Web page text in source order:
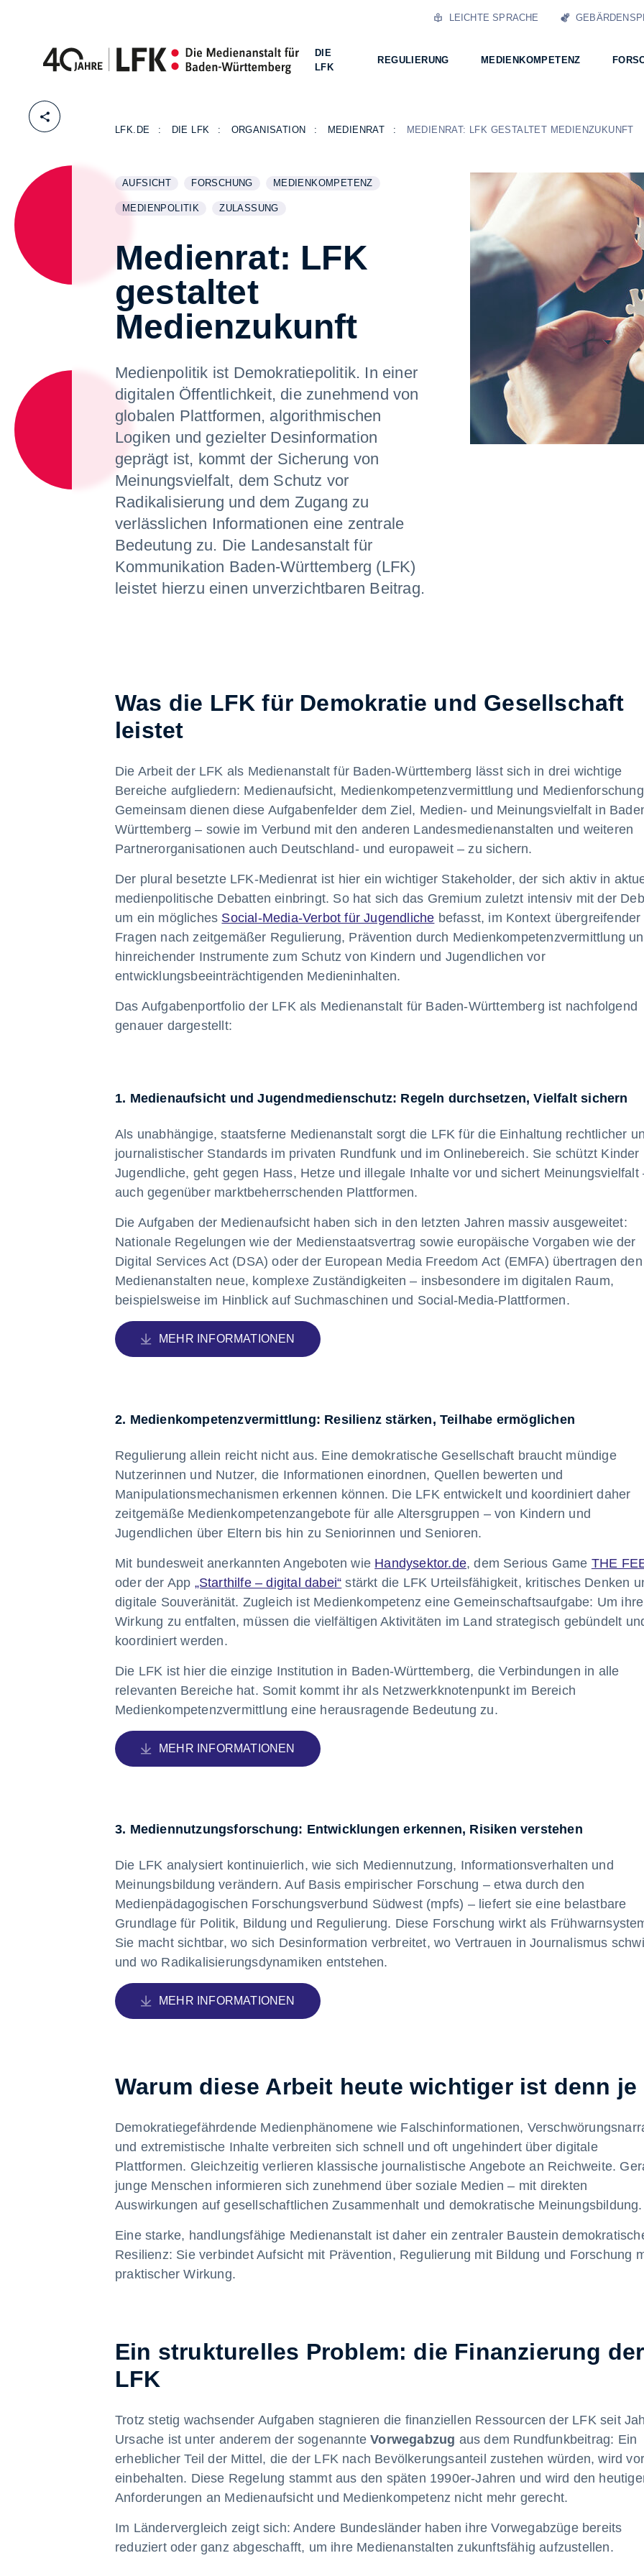
Zum Inhalt springen
DIE
LFK
REGULIERUNG MEDIENKOMPETENZ
LEICHTE SPRACHE
LFK.DE DIE LFK ORGANISATION MEDIENRAT MEDIENRAT: LFK GESTALTET MEDIENZUKUNFT
WEITERE INFORMATIONEN ZUM THEMA
AUFSICHT
ANZEIGEN WEITERE INFORMATIONEN ZUM THEMA
FORSCHUNG
ANZEIGEN WEITERE INFORMATIONEN ZUM THEMA
MEDIENKOMPETENZ
ANZEIGEN
WEITERE INFORMATIONEN ZUM THEMA
MEDIENPOLITIK
ANZEIGEN WEITERE INFORMATIONEN ZUM THEMA
ZULASSUNG
ANZEIGEN
Medienrat: LFK
gestaltet
Medienzukunft
Medienpolitik ist Demokratiepolitik. In einer
digitalen Öffentlichkeit, die zunehmend von
globalen Plattformen, algorithmischen
Logiken und gezielter Desinformation
geprägt ist, kommt der Sicherung von
Meinungsvielfalt, dem Schutz vor
Radikalisierung und dem Zugang zu
verlässlichen Informationen eine zentrale
Bedeutung zu. Die Landesanstalt für
Kommunikation Baden-Württemberg (LFK)
leistet hierzu einen unverzichtbaren Beitrag.
Was die LFK für Demokratie und Gesellschaft
leistet
Die Arbeit der LFK als Medienanstalt für Baden-Württemberg lässt sich in drei wichtige
Bereiche aufgliedern: Medienaufsicht, Medienkompetenzvermittlung und
Gemeinsam dienen diese Aufgabenfelder dem Ziel, Medien- und Meinungsvielfalt in
Württemberg – sowie im Verbund mit den anderen Landesmedienanstalten und weiteren
Partnerorganisationen auch Deutschland- und europaweit – zu sichern.
Der plural besetzte LFK-Medienrat ist hier ein wichtiger Stakeholder, der sich aktiv in
medienpolitische Debatten einbringt. So hat sich das Gremium zuletzt intensiv mit der
um ein mögliches Social-Media-Verbot für Jugendliche befasst, im Kontext übergreifender
Fragen nach zeitgemäßer Regulierung, Prävention durch Medienkompetenzvermittlung
hinreichender Instrumente zum Schutz von Kindern und Jugendlichen vor
entwicklungsbeeinträchtigenden Medieninhalten.
Das Aufgabenportfolio der LFK als Medienanstalt für Baden-Württemberg ist nachfolgend
genauer dargestellt:
1. Medienaufsicht und Jugendmedienschutz: Regeln durchsetzen, Vielfalt sichern
Als unabhängige, staatsferne Medienanstalt sorgt die LFK für die Einhaltung rechtlicher
journalistischer Standards im privaten Rundfunk und im Onlinebereich. Sie schützt Kinder
Jugendliche, geht gegen Hass, Hetze und illegale Inhalte vor und sichert Meinungsvielfalt
auch gegenüber marktbeherrschenden Plattformen.
Die Aufgaben der Medienaufsicht haben sich in den letzten Jahren massiv ausgeweitet:
Nationale Regelungen wie der Medienstaatsvertrag sowie europäische Vorgaben wie der
Digital Services Act (DSA) oder der European Media Freedom Act (EMFA) übertragen den
Medienanstalten neue, komplexe Zuständigkeiten – insbesondere im digitalen Raum,
beispielsweise im Hinblick auf Suchmaschinen und Social-Media-Plattformen.
MEHR INFORMATIONEN
2. Medienkompetenzvermittlung: Resilienz stärken, Teilhabe ermöglichen
Regulierung allein reicht nicht aus. Eine demokratische Gesellschaft braucht mündige
Nutzerinnen und Nutzer, die Informationen einordnen, Quellen bewerten und
Manipulationsmechanismen erkennen können. Die LFK entwickelt und koordiniert daher
zeitgemäße Medienkompetenzangebote für alle Altersgruppen – von Kindern und
Jugendlichen über Eltern bis hin zu Seniorinnen und Senioren.
Mit bundesweit anerkannten Angeboten wie Handysektor.de, dem Serious Game THE
oder der App „Starthilfe – digital dabei“ stärkt die LFK Urteilsfähigkeit, kritisches Denken
digitale Souveränität. Zugleich ist Medienkompetenz eine Gemeinschaftsaufgabe: Um ihre
Wirkung zu entfalten, müssen die vielfältigen Aktivitäten im Land strategisch gebündelt
koordiniert werden.
Die LFK ist hier die einzige Institution in Baden-Württemberg, die Verbindungen in alle
relevanten Bereiche hat. Somit kommt ihr als Netzwerkknotenpunkt im Bereich
Medienkompetenzvermittlung eine herausragende Bedeutung zu.
MEHR INFORMATIONEN
3. Mediennutzungsforschung: Entwicklungen erkennen, Risiken verstehen
Die LFK analysiert kontinuierlich, wie sich Mediennutzung, Informationsverhalten und
Meinungsbildung verändern. Auf Basis empirischer Forschung – etwa durch den
Medienpädagogischen Forschungsverbund Südwest (mpfs) – liefert sie eine belastbare
Grundlage für Politik, Bildung und Regulierung. Diese Forschung wirkt als
Sie macht sichtbar, wo sich Desinformation verbreitet, wo Vertrauen in Journalismus
und wo Radikalisierungsdynamiken entstehen.
MEHR INFORMATIONEN
Warum diese Arbeit heute wichtiger ist denn je
Demokratiegefährdende Medienphänomene wie Falschinformationen,
und extremistische Inhalte verbreiten sich schnell und oft ungehindert über digitale
Plattformen. Gleichzeitig verlieren klassische journalistische Angebote an Reichweite.
junge Menschen informieren sich zunehmend über soziale Medien – mit direkten
Auswirkungen auf gesellschaftlichen Zusammenhalt und demokratische
Eine starke, handlungsfähige Medienanstalt ist daher ein zentraler Baustein
Resilienz: Sie verbindet Aufsicht mit Prävention, Regulierung mit Bildung und Forschung
praktischer Wirkung.
Ein strukturelles Problem: die Finanzierung der
LFK
Trotz stetig wachsender Aufgaben stagnieren die finanziellen Ressourcen der LFK seit
Ursache ist unter anderem der sogenannteVorwegabzug aus dem Rundfunkbeitrag: Ein
erheblicher Teil der Mittel, die der LFK nach Bevölkerungsanteil zustehen würden, wird
einbehalten. Diese Regelung stammt aus den späten 1990er-Jahren und wird den
Anforderungen an Medienaufsicht und Medienkompetenz nicht mehr gerecht.
Im Ländervergleich zeigt sich: Andere Bundesländer haben ihre Vorwegabzüge bereits
reduziert oder ganz abgeschafft, um ihre Medienanstalten zukunftsfähig aufzustellen.